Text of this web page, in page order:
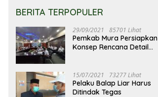
BERITA TERPOPULER
29/09/2021 85701 Lihat
Pemkab Mura Persiapkan
Konsep Rencana Detail
15/07/2021 73277 Lihat
Pelaku Balap Liar Harus
Ditindak Tegas